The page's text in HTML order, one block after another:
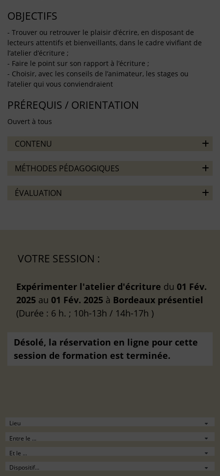
OBJECTIFS
- Trouver ou retrouver le plaisir d’écrire, en disposant de
lecteurs attentifs et bienveillants, dans le cadre vivifiant de
l’atelier d’écriture ;
- Faire le point sur son rapport à l’écriture ;
- Choisir, avec les conseils de l’animateur, les stages ou
l’atelier qui vous conviendraient
PRÉREQUIS / ORIENTATION
Ouvert à tous
CONTENU
MÉTHODES PÉDAGOGIQUES
ÉVALUATION
VOTRE SESSION :
Expérimenter l'atelier d'écriture du 01 Fév.
2025 au 01 Fév. 2025 à Bordeaux présentiel
(Durée : 6 h. ; 10h-13h / 14h-17h )
Désolé, la réservation en ligne pour cette
session de formation est terminée.